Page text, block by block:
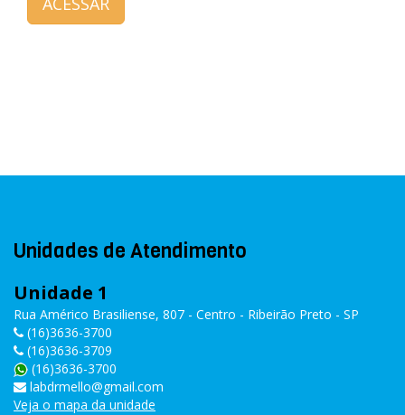
Unidades de Atendimento
Unidade 1
Rua Américo Brasiliense, 807 - Centro - Ribeirão Preto - SP
(16)3636-3700
(16)3636-3709
(16)3636-3700
labdrmello@gmail.com
Veja o mapa da unidade